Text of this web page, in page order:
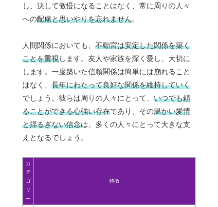
し、決して傲慢になることはなく、常に周りの人々
への配慮と思いやりを忘れません。
人間関係においても、 不動宮は安定した関係を築く
ことを重視します。友人や家族を深く愛し、大切に
します。一度築いた信頼関係は簡単には崩れること
はなく、 長年にわたって良好な関係を維持していく
でしょう。彼らは周りの人々にとって、 いつでも頼
ることができる心強い存在であり、その温かい愛情
と揺るぎない信念は、多くの人々にとって大きな支
えとなるでしょう。
カ
テ
ゴ
リ
ー
特徴